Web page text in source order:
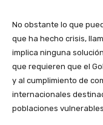
No obstante lo que
que ha hecho crisis,
implica ninguna
que requieren que el
y al cumplimiento de
internacionales
poblaciones